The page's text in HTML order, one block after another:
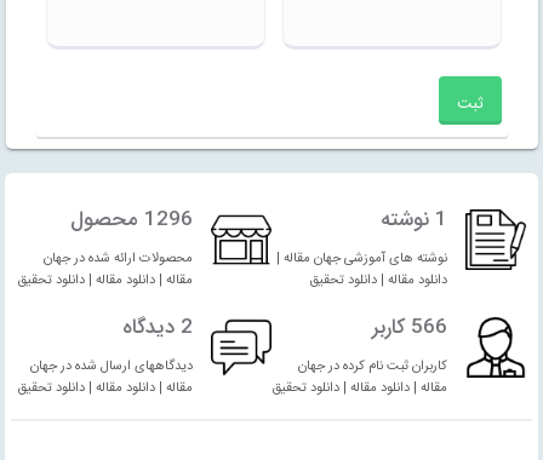
1 نوشته
نوشته های آموزشی جهان مقاله |
دانلود مقاله | دانلود تحقیق
1296 محصول
محصولات ارائه شده در جهان
مقاله | دانلود مقاله | دانلود تحقیق
566 کاربر
کاربران ثبت نام کرده در جهان
مقاله | دانلود مقاله | دانلود تحقیق
2 دیدگاه
دیدگاههای ارسال شده در جهان
مقاله | دانلود مقاله | دانلود تحقیق